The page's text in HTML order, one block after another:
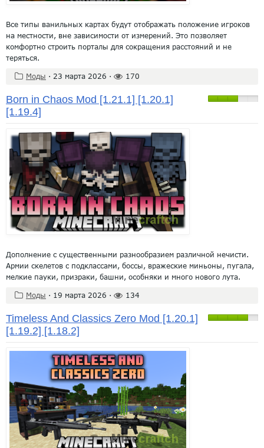
Все типы ванильных картах будут отображать положение игроков
на местности, вне зависимости от измерений. Это позволяет
комфортно строить порталы для сокращения расстояний и не
теряться.
Моды · 23 марта 2026 · 170
Born in Chaos Mod [1.21.1] [1.20.1]
[1.19.4]
Дополнение с существенными разнообразием различной нечисти.
Армии скелетов с подклассами, боссы, вражеские миньоны, пугала,
мелкие пауки, призраки, башни, особняки и много нового лута.
Моды · 19 марта 2026 · 134
Timeless And Classics Zero Mod [1.20.1]
[1.19.2] [1.18.2]